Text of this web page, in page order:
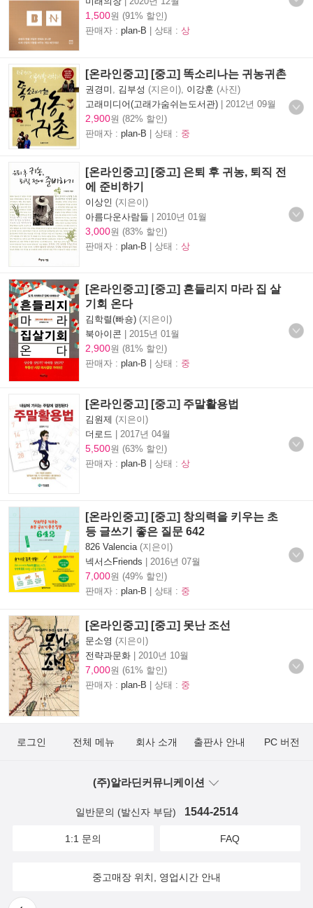
1,500원 (91% 할인)
판매자 : plan-B | 상태 : 상
[온라인중고] [중고] 똑소리나는 귀농귀촌
권경미 김부성 (지은이), 이강훈 (사진)
고래미디어(고래가숨쉬는도서관) | 2012년 09월
2,900원 (82% 할인)
판매자 : plan-B | 상태 : 중
[온라인중고] [중고] 은퇴 후 귀농, 퇴직 전
에 준비하기
이상인 (지은이)
아름다운사람들 | 2010년 01월
3,000원 (83% 할인)
판매자 : plan-B | 상태 : 상
[온라인중고] [중고] 흔들리지 마라 집 살
기회 온다
김학렬(빠숑) (지은이)
북아이콘 | 2015년 01월
2,900원 (81% 할인)
판매자 : plan-B | 상태 : 중
[온라인중고] [중고] 주말활용법
김원제 (지은이)
더로드 | 2017년 04월
5,500원 (63% 할인)
판매자 : plan-B | 상태 : 상
[온라인중고] [중고] 창의력을 키우는 초
등 글쓰기 좋은 질문 642
826 Valencia (지은이)
넥서스Friends | 2016년 07월
7,000원 (49% 할인)
판매자 : plan-B | 상태 : 중
[온라인중고] [중고] 못난 조선
문소영 (지은이)
전략과문화 | 2010년 10월
7,000원 (61% 할인)
판매자 : plan-B | 상태 : 중
뒤로
로그인 전체 메뉴 회사 소개 출판사 안내 PC 버전
(주)알라딘커뮤니케이션
일반문의 (발신자 부담) 1544-2514
1:1 문의 FAQ
중고매장 위치, 영업시간 안내